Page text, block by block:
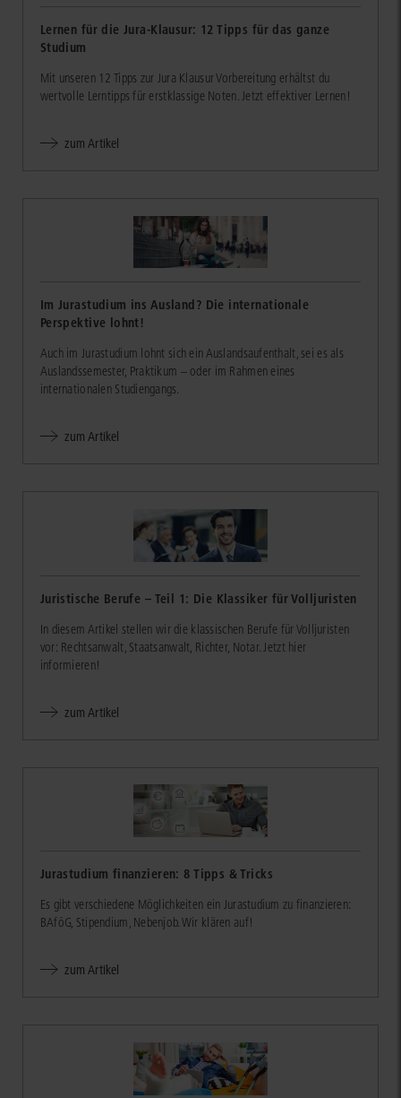
Lernen für die Jura-Klausur: 12 Tipps für das ganze
Studium
Mit unseren 12 Tipps zur Jura Klausur Vorbereitung erhältst du
wertvolle Lerntipps für erstklassige Noten. Jetzt effektiver Lernen!
zum Artikel
Im Jurastudium ins Ausland? Die internationale
Perspektive lohnt!
Auch im Jurastudium lohnt sich ein Auslandsaufenthalt, sei es als
Auslandssemester, Praktikum – oder im Rahmen eines
internationalen Studiengangs.
zum Artikel
Juristische Berufe – Teil 1: Die Klassiker für Volljuristen
In diesem Artikel stellen wir die klassischen Berufe für Volljuristen
vor: Rechtsanwalt, Staatsanwalt, Richter, Notar. Jetzt hier
informieren!
zum Artikel
Jurastudium finanzieren: 8 Tipps & Tricks
Es gibt verschiedene Möglichkeiten ein Jurastudium zu finanzieren:
BAföG, Stipendium, Nebenjob. Wir klären auf!
zum Artikel